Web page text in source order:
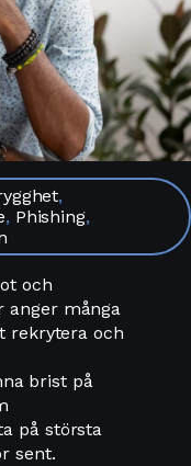
,
, Phishing,
och
anger många
rekrytera och
brist på
på största
sent.